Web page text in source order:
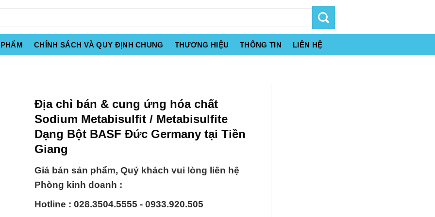
CHÍNH SÁCH VÀ QUY ĐỊNH CHUNG THƯƠNG HIỆU THÔNG TIN LIÊN HỆ
Địa chỉ bán & cung ứng hóa chất
Sodium Metabisulfit / Metabisulfite
Dạng Bột BASF Đức Germany tại Tiền
Giang
Giá bán sản phẩm, Quý khách vui lòng liên hệ
Phòng kinh doanh :
Hotline : 028.3504.5555 - 0933.920.505